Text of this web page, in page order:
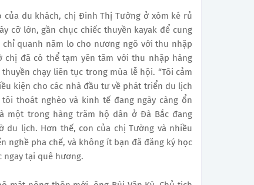
của du khách, chị Đinh Thị Tường ở xóm ké rủ
cỡ lớn, gần chục chiếc thuyền kayak để cung
quanh năm lo cho nương ngô với thu nhập
đã có thể tạm yên tâm với thu nhập hàng
chạy liên tục trong mùa lễ hội. “Tôi cảm
kiện cho các nhà đầu tư về phát triển du lịch
thoát nghèo và kinh tế đang ngày càng ổn
một trong hàng trăm hộ dân ở Đà Bắc đang
du lịch. Hơn thế, con của chị Tường và nhiều
nghề pha chế, và không ít bạn đã đăng ký học
ngay tại quê hương.